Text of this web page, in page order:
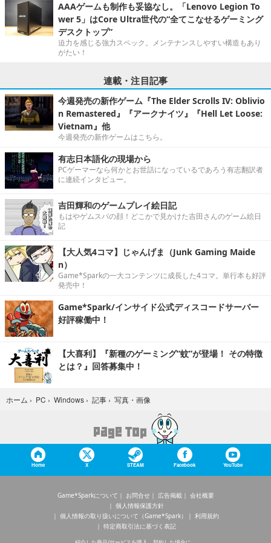
AAAゲームも制作も妥協なし。「Lenovo Legion To
wer 5」はCore Ultra世代の“全てこなせるゲーミング
デスクトップ”
迫力を感じる強力スペック。メンテナンスしやすい構造もあり
がたい！
連載・注目記事
今週発売の新作ゲーム『The Elder Scrolls IV: Oblivio
n Remastered』『アークナイツ』『Hell Let Loose:
Vietnam』他
今週発売の新作ゲームはこちら。
有志日本語化の現場から
PCゲーマーなら何かとお世話になっているであろう有志翻訳者
に連続インタビュー。
吉田輝和のゲームプレイ絵日記
もはやゲムスパの顔！どこかで見かけた吉田さんのゲーム絵日
記
【大人気4コマ】じゃんげま（Junk Gaming Maide
n）
Game*Sparkの一大コンテンツに成長した4コマ。単行本も好評
発売中！
Game*Spark/インサイド公式ディスコードサーバー
好評稼働中！
【大喜利】『新種のゲーミング“蚊”が登場！ その特徴
とは？』回答募集中！
ホーム › PC › Windows › 記事 › 写真・画像
Home X STEAM Facebook YouTube
Game*Sparkについて お問合せ 広告掲載
会社概要
個人情報保護方針
個人情報の取り扱いについて（Game*Spark）
利用規約
特定商取引法に基づく表記